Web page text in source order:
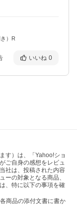
）R
いいね 0
す）は、「Yahoo!ショ
ご自身の感想をレビュ
社は、投稿された内容
ーの対象となる商品、
、特に以下の事項を確
商品の添付文書に書か